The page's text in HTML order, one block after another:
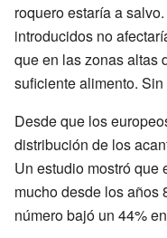
roquero estaría a
introducidos no
que en las zonas altas
suficiente alimento.
Desde que los
distribución de los
Un estudio mostró
mucho desde los años
número bajó un 44%